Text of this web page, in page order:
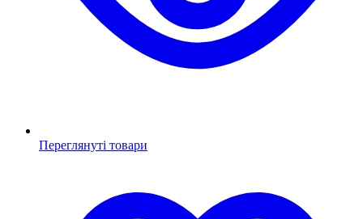
Переглянуті товари